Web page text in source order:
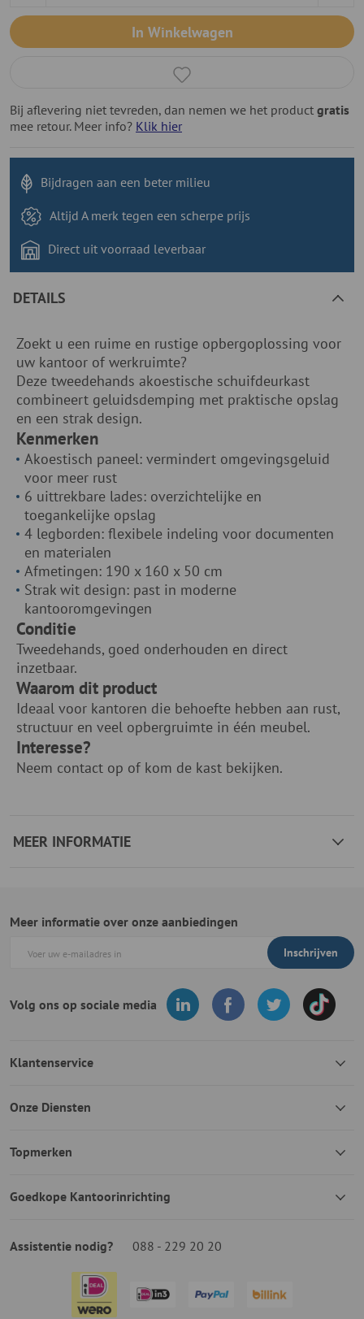
In Winkelwagen
Bij aflevering niet tevreden, dan nemen we het product gratis
mee retour. Meer info? Klik hier
Bijdragen aan een beter milieu
Altijd A merk tegen een scherpe prijs
Direct uit voorraad leverbaar
DETAILS
Zoekt u een ruime en rustige opbergoplossing voor
uw kantoor of werkruimte?
Deze tweedehands akoestische schuifdeurkast
combineert geluidsdemping met praktische opslag
en een strak design.
Kenmerken
Akoestisch paneel: vermindert omgevingsgeluid
voor meer rust
6 uittrekbare lades: overzichtelijke en
toegankelijke opslag
4 legborden: flexibele indeling voor documenten
en materialen
Afmetingen: 190 x 160 x 50 cm
Strak wit design: past in moderne
kantooromgevingen
Conditie
Tweedehands, goed onderhouden en direct
inzetbaar.
Waarom dit product
Ideaal voor kantoren die behoefte hebben aan rust,
structuur en veel opbergruimte in één meubel.
Interesse?
Neem contact op of kom de kast bekijken.
MEER INFORMATIE
Meer informatie over onze aanbiedingen
Inschrijven
Volg ons op sociale media
Klantenservice
Onze Diensten
Topmerken
Goedkope Kantoorinrichting
Assistentie nodig? 088 - 229 20 20